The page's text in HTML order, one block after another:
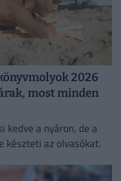
2026
most minden
kedve a nyáron, de a
készteti az olvasókat.